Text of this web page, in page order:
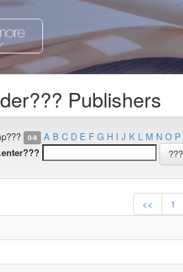
Publishers
0-9 A B C D E F G H I J K L M N O P
<< 1